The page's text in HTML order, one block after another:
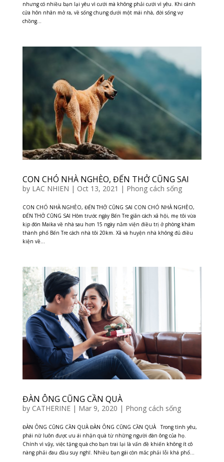
nhưng có nhiều bạn lại yêu vì cưới mà không phải cưới vì yêu. Khi cánh
cửa hôn nhân mở ra, về sống chung dưới một mái nhà, đời sống vợ
chồng...
CON CHÓ NHÀ NGHÈO, ĐẾN THỞ CŨNG SAI
by LAC NHIEN | Oct 13, 2021 | Phong cách sống
CON CHÓ NHÀ NGHÈO, ĐẾN THỞ CŨNG SAI CON CHÓ NHÀ NGHÈO,
ĐẾN THỞ CŨNG SAI Hôm trước ngày Bến Tre giãn cách xã hội, mẹ tôi vừa
kịp đón Maika về nhà sau hơn 15 ngày nằm viện điều trị ở phòng khám
thành phố Bến Tre cách nhà tôi 20km. Xã và huyện nhà không đủ điều
kiện về...
ĐÀN ÔNG CŨNG CẦN QUÀ
by CATHERINE| Mar 9, 2020 | Phong cách sống
ĐÀN ÔNG CŨNG CẦN QUÀ ĐÀN ÔNG CŨNG CẦN QUÀ Trong tình yêu,
phái nữ luôn được ưu ái nhận quà từ những người đàn ông của họ.
Chính vì vậy, việc tặng quà cho bạn trai lại là vấn đề khiến không ít cô
nàng phải đau đầu suy nghĩ. Nhiều bạn gái còn mắc phải lỗi khá phổ...